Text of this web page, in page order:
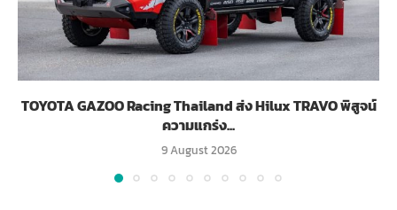
TOYOTA GAZOO Racing Thailand ส่ง Hilux TRAVO พิสูจน์
ความแกร่ง...
9 August 2026